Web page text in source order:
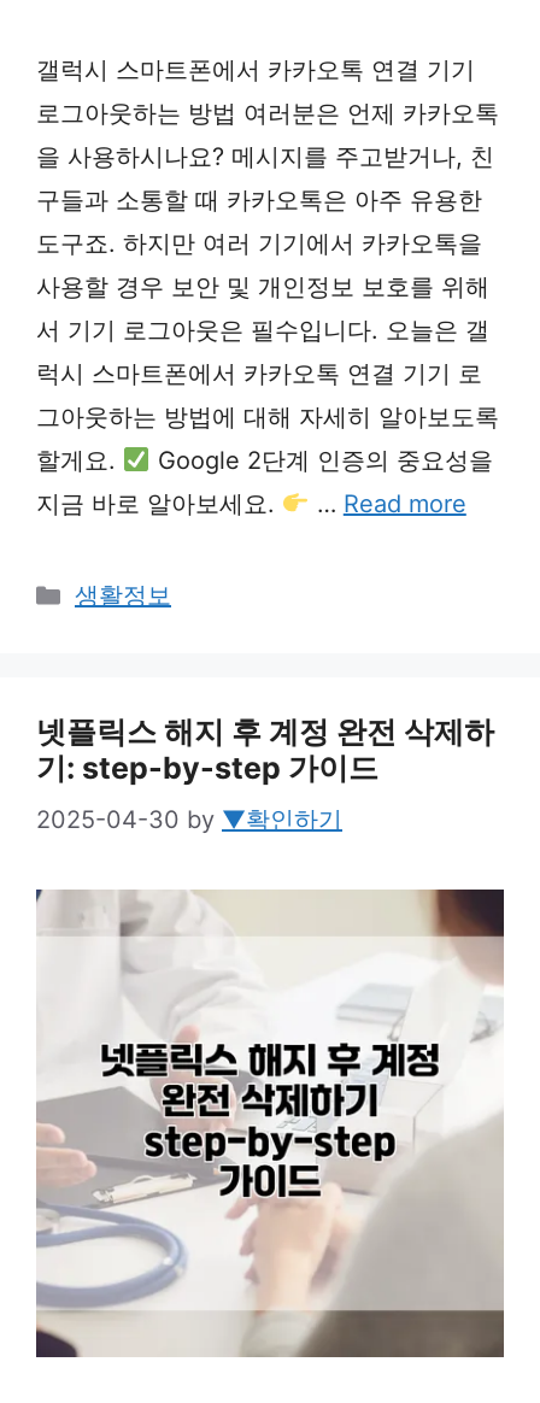
갤럭시 스마트폰에서 카카오톡 연결 기기
로그아웃하는 방법 여러분은 언제 카카오톡
을 사용하시나요? 메시지를 주고받거나, 친
구들과 소통할 때 카카오톡은 아주 유용한
도구죠. 하지만 여러 기기에서 카카오톡을
사용할 경우 보안 및 개인정보 보호를 위해
서 기기 로그아웃은 필수입니다. 오늘은 갤
럭시 스마트폰에서 카카오톡 연결 기기 로
그아웃하는 방법에 대해 자세히 알아보도록
할게요.
Google 2단계 인증의 중요성을
지금 바로 알아보세요.
… Read more
Categories
생활정보
넷플릭스 해지 후 계정 완전 삭제하
기: step-by-step 가이드
2025-04-30 by ▼확인하기